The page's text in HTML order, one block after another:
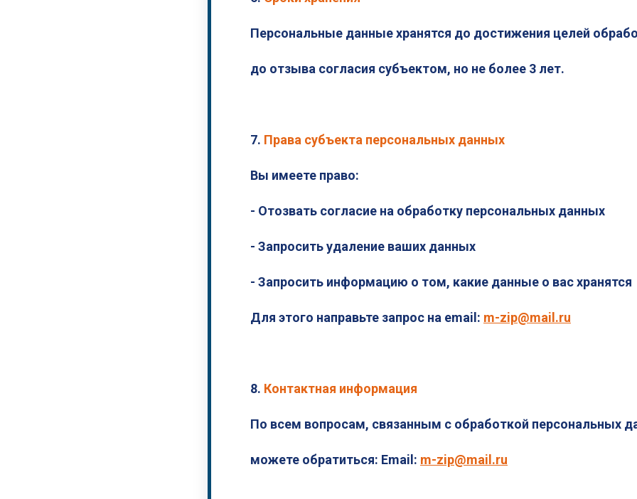
Персональные данные хранятся до достижения целей
до отзыва согласия субъектом, но не более 3 лет.
7. Права субъекта персональных данных
Вы имеете право:
- Отозвать согласие на обработку персональных данных
- Запросить удаление ваших данных
- Запросить информацию о том, какие данные о вас хранятся
Для этого направьте запрос на email: m-zip@mail.ru
8. Контактная информация
По всем вопросам, связанным с обработкой персональных
можете обратиться: Email: m-zip@mail.ru